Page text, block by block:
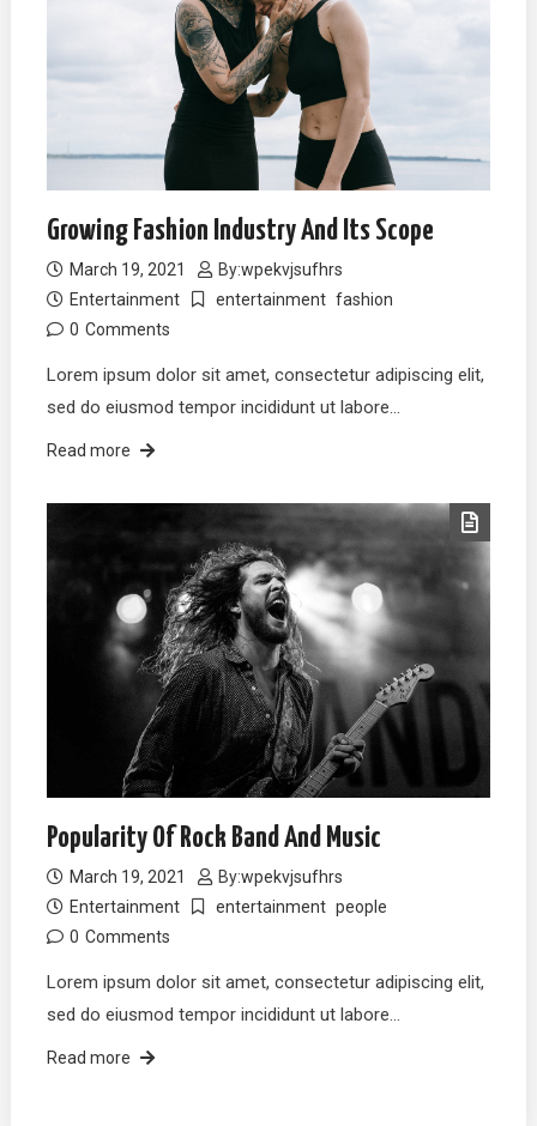
Growing Fashion Industry And Its Scope
March 19, 2021 By:wpekvjsufhrs
Entertainment
entertainment fashion
0 Comments
Lorem ipsum dolor sit amet, consectetur adipiscing elit,
sed do eiusmod tempor incididunt ut labore…
Read more
Popularity Of Rock Band And Music
March 19, 2021 By:wpekvjsufhrs
Entertainment
entertainment people
0 Comments
Lorem ipsum dolor sit amet, consectetur adipiscing elit,
sed do eiusmod tempor incididunt ut labore…
Read more